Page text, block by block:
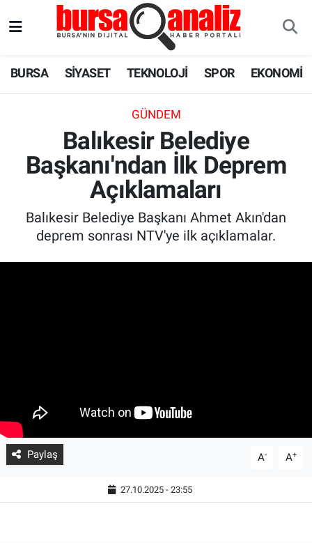
BURSA SİYASET TEKNOLOJİ SPOR EKONOMİ
GÜNDEM
Balıkesir Belediye
Başkanı'ndan İlk Deprem
Açıklamaları
Balıkesir Belediye Başkanı Ahmet Akın'dan
deprem sonrası NTV'ye ilk açıklamalar.
Paylaş A- A+
27.10.2025 - 23:55
SPOR
EKONOMİ
SAĞLIK
ASTROLOJİ
Süper Lig Puan Durumu ve Fikstür
Tüm Manşetler
Son Dakika Haberleri
Haber Arşivi